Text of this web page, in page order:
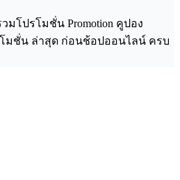
วมโปรโมชั่น Promotion คูปอง
มชั่น ล่าสุด ก่อนช้อปออนไลน์ ครบ